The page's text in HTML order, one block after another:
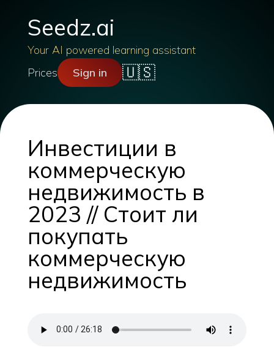
Seedz.ai
Your AI powered learning assistant
Prices
Sign in 🇺🇸
Инвестиции в
коммерческую
недвижимость в
2023 // Стоит ли
покупать
коммерческую
недвижимость